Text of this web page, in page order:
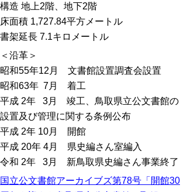
構造 地上2階、地下2階
床面積 1,727.84平方メートル
書架延長 7.1キロメートル
＜沿革＞
昭和55年12月 文書館設置調査会設置
昭和63年 7月 着工
平成 2年 3月 竣工、鳥取県立公文書館の
設置及び管理に関する条例公布
平成 2年 10月 開館
平成 20年 4月 県史編さん室編入
令和 2年 3月 新鳥取県史編さん事業終了
国立公文書館アーカイブズ第78号「開館30